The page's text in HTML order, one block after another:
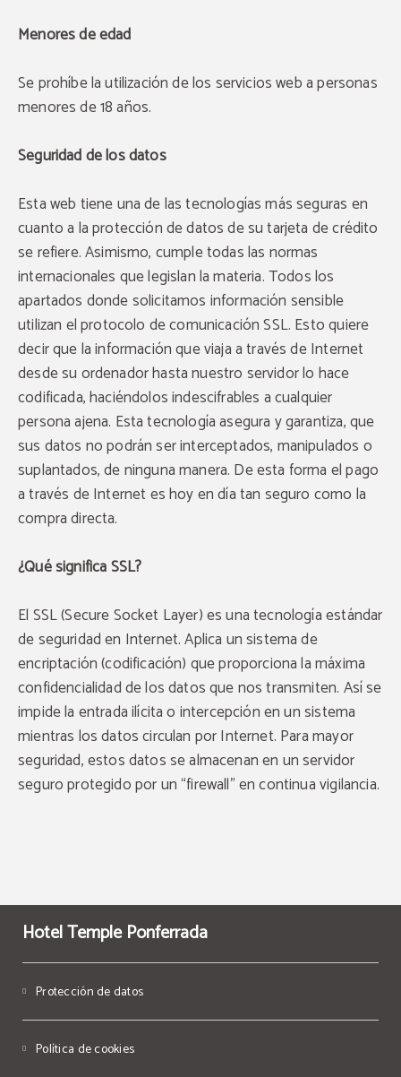
Menores de edad
Se prohíbe la utilización de los servicios web a personas
menores de 18 años.
Seguridad de los datos
Esta web tiene una de las tecnologías más seguras en
cuanto a la protección de datos de su tarjeta de crédito
se refiere. Asimismo, cumple todas las normas
internacionales que legislan la materia. Todos los
apartados donde solicitamos información sensible
utilizan el protocolo de comunicación SSL. Esto quiere
decir que la información que viaja a través de Internet
desde su ordenador hasta nuestro servidor lo hace
codificada, haciéndolos indescifrables a cualquier
persona ajena. Esta tecnología asegura y garantiza, que
sus datos no podrán ser interceptados, manipulados o
suplantados, de ninguna manera. De esta forma el pago
a través de Internet es hoy en día tan seguro como la
compra directa.
¿Qué significa SSL?
El SSL (Secure Socket Layer) es una tecnología estándar
de seguridad en Internet. Aplica un sistema de
encriptación (codificación) que proporciona la máxima
confidencialidad de los datos que nos transmiten. Así se
impide la entrada ilícita o intercepción en un sistema
mientras los datos circulan por Internet. Para mayor
seguridad, estos datos se almacenan en un servidor
seguro protegido por un “firewall” en continua vigilancia.
Hotel Temple Ponferrada
Protección de datos
Política de cookies